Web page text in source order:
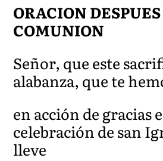
ORACION
COMUNION
Señor, que este
alabanza, que te
en acción de gracias
celebración de san
lleve